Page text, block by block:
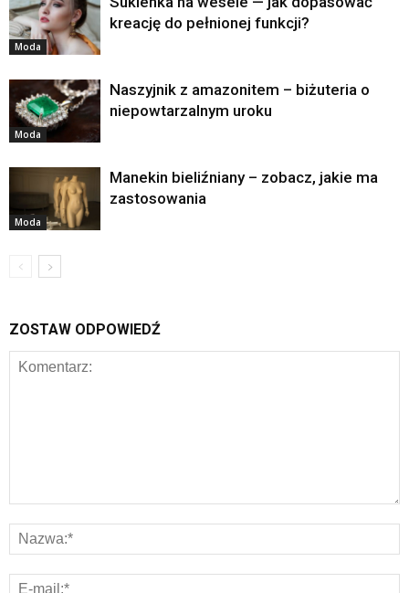
Moda
kreację do pełnionej funkcji?
Moda
Naszyjnik z amazonitem – biżuteria o
niepowtarzalnym uroku
Moda
Manekin bieliźniany – zobacz, jakie ma
zastosowania
ZOSTAW ODPOWIEDŹ